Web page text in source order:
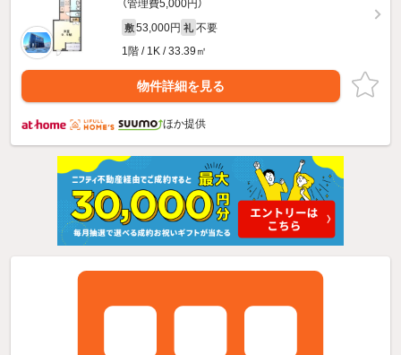
（管理費5,000円）
敷 53,000円 礼 不要
1階 / 1K / 33.39㎡
物件詳細を見る
ほか提供